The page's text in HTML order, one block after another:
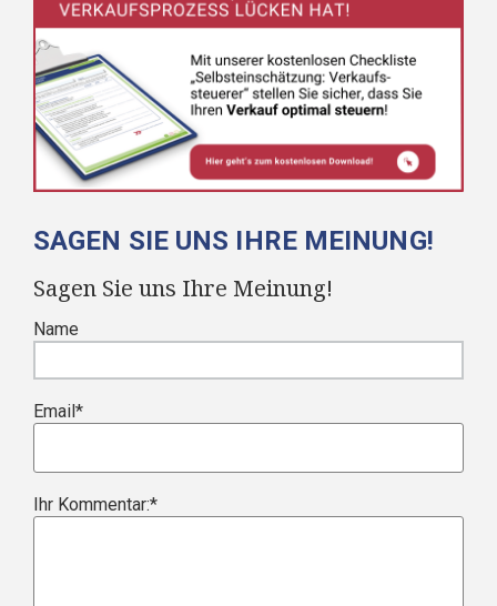
SAGEN SIE UNS IHRE MEINUNG!
Sagen Sie uns Ihre Meinung!
Name
Email*
Ihr Kommentar:*